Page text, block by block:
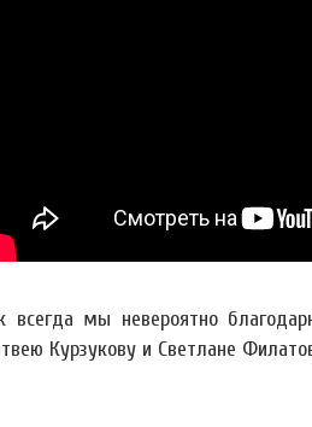
всегда мы невероятно
Курзукову и Светлане